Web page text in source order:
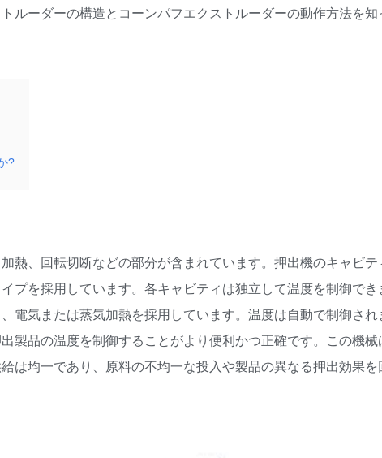
ルーダーの構造とコーンパフエクストルーダーの動作方法を知
?
熱、回転切断などの部分が含まれています。押出機のキャビテ
プを採用しています。各キャビティは独立して温度を制御でき
電気または蒸気加熱を採用しています。温度は自動で制御され
製品の温度を制御することがより便利かつ正確です。この機械
は均一であり、原料の不均一な投入や製品の異なる押出効果を